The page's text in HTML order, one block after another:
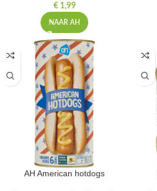
€1,99
NAAR AH
AH American hotdogs